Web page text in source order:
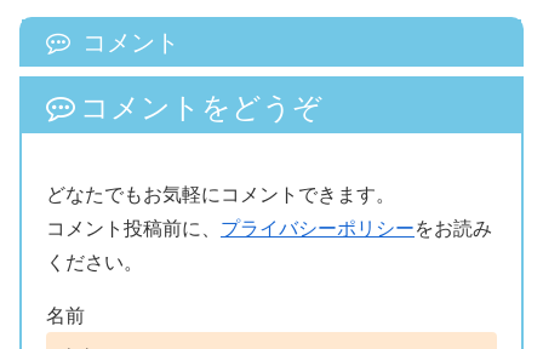
コメント
コメントをどうぞ
どなたでもお気軽にコメントできます。
コメント投稿前に、 プライバシーポリシーをお読み
ください。
名前